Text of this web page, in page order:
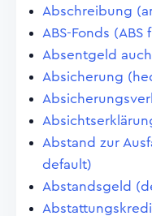
Abschreibung
ABS-Fonds (ABS
Absentgeld
Absicherung
Abstand zur
default)
Abstandsgeld